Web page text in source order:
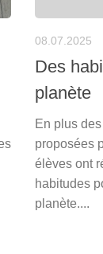
08.07.2025
Des
planète
En plus
proposées
élèves ont
habitudes
planète....